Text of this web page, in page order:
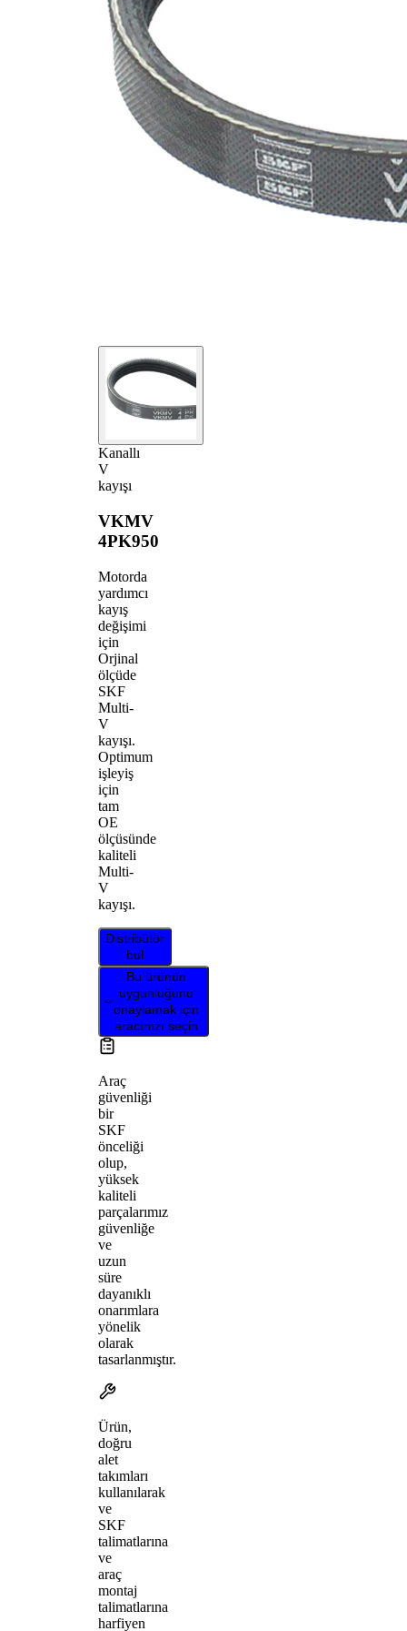
Kanallı
V
kayışı
VKMV
4PK950
Motorda
yardımcı
kayış
değişimi
için
Orjinal
ölçüde
SKF
Multi-
V
kayışı.
Optimum
işleyiş
için
tam
OE
ölçüsünde
kaliteli
Multi-
V
kayışı.
Distribütör
bul
Bu ürünün
uygunluğunu
onaylamak için
aracınızı seçin
Araç
güvenliği
bir
SKF
önceliği
olup,
yüksek
kaliteli
parçalarımız
güvenliğe
ve
uzun
süre
dayanıklı
onarımlara
yönelik
olarak
tasarlanmıştır.
Ürün,
doğru
alet
takımları
kullanılarak
ve
SKF
talimatlarına
ve
araç
montaj
talimatlarına
harfiyen
SVHC
Kayış
malzemesi
Propilen
Dien
Kauçuk)